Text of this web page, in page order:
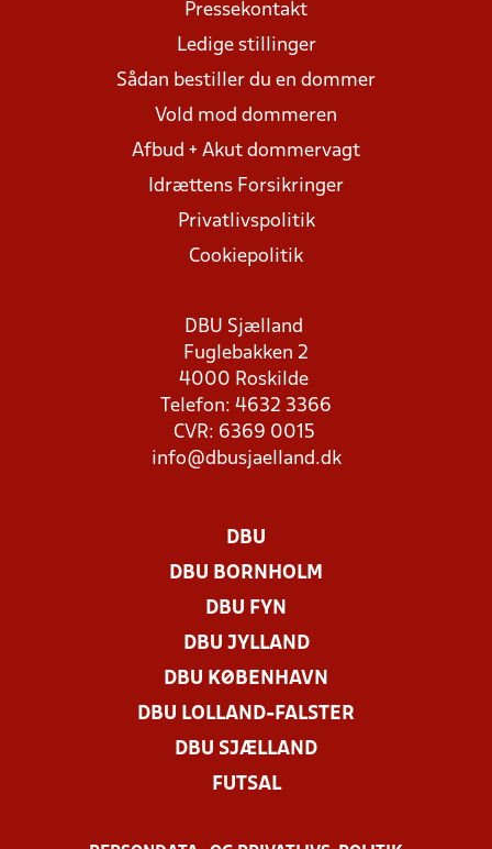
Pressekontakt
Ledige stillinger
Sådan bestiller du en dommer
Vold mod dommeren
Afbud + Akut dommervagt
Idrættens Forsikringer
Privatlivspolitik
Cookiepolitik
DBU Sjælland
Fuglebakken 2
4000 Roskilde
Telefon: 4632 3366
CVR: 6369 0015
info@dbusjaelland.dk
DBU
DBU BORNHOLM
DBU FYN
DBU JYLLAND
DBU KØBENHAVN
DBU LOLLAND-FALSTER
DBU SJÆLLAND
FUTSAL